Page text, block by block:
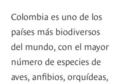
Colombia es uno de los
países más biodiversos
del mundo, con el mayor
número de especies de
aves, anfibios, orquídeas,